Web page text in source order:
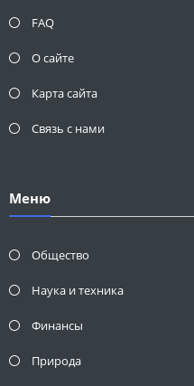
FAQ
О сайте
Карта сайта
Связь с нами
Меню
Общество
Наука и техника
Финансы
Природа